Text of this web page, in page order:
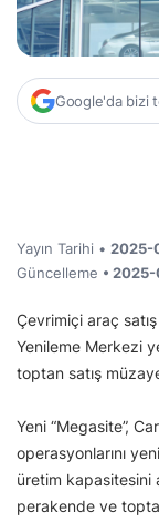
Google'da bizi
Yayın Tarihi • 2025-
Güncelleme • 2025-
Çevrimiçi araç
Yenileme Merkezi
toptan satış
Yeni “Megasite”,
operasyonlarını
üretim kapasitesini
perakende ve